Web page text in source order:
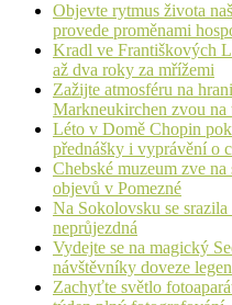
Objevte rytmus života
provede proměnami
Kradl ve Františkových
až dva roky za mřížemi
Zažijte atmosféru na
Markneukirchen zvou na
Léto v Domě Chopin
přednášky i vyprávění o
Chebské muzeum zve
objevů v Pomezné
Na Sokolovsku se
neprůjezdná
Vydejte se na magický
návštěvníky doveze
Zachyťte světlo